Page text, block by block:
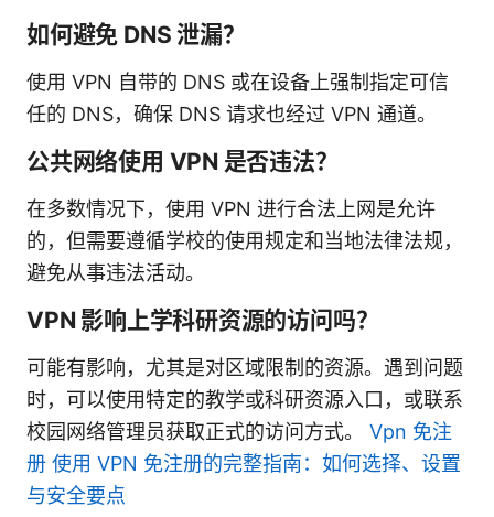
如何避免 DNS 泄漏？
使用 VPN 自带的 DNS 或在设备上强制指定可信
任的 DNS，确保 DNS 请求也经过 VPN 通道。
公共网络使用 VPN 是否违法？
在多数情况下，使用 VPN 进行合法上网是允许
的，但需要遵循学校的使用规定和当地法律法规，
避免从事违法活动。
VPN 影响上学科研资源的访问吗？
可能有影响，尤其是对区域限制的资源。遇到问题
时，可以使用特定的教学或科研资源入口，或联系
校园网络管理员获取正式的访问方式。 Vpn 免注
册 使用 VPN 免注册的完整指南：如何选择、设置
与安全要点